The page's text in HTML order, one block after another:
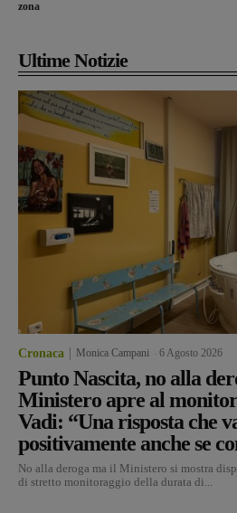
zona
Ultime Notizie
Cronaca Monica Campani 6 Agosto 2026
Punto Nascita, no alla
Ministero apre al
Vadi: “Una risposta che
positivamente anche se
No alla deroga ma il Ministero si mostra
di stretto monitoraggio della durata di...